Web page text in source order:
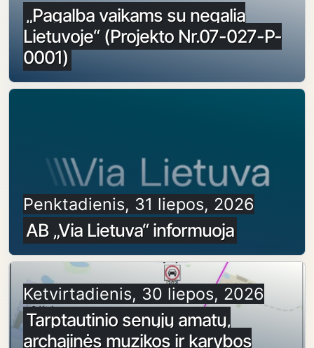
„Pagalba vaikams su negalia
Lietuvoje“ (Projekto Nr.07-027-P-
0001)
Penktadienis, 31 liepos, 2026
AB „Via Lietuva“ informuoja
Ketvirtadienis, 30 liepos, 2026
Tarptautinio senųjų amatų,
archajinės muzikos ir karybos